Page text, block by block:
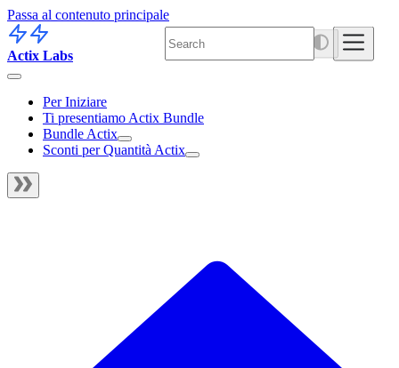
Passa al contenuto principale
Actix Labs
Per Iniziare
Ti presentiamo Actix Bundle
Bundle Actix
Sconti per Quantità Actix